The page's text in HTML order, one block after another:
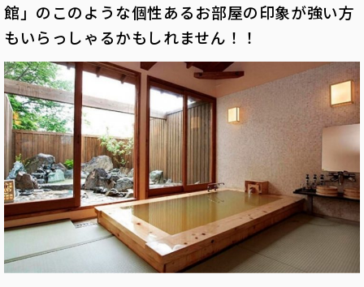
館」のこのような個性あるお部屋の印象が強い方
もいらっしゃるかもしれません！！